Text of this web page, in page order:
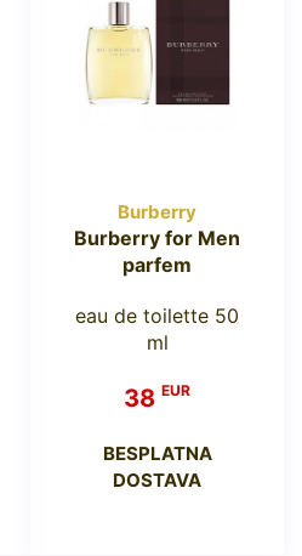
Burberry
Burberry for Men
parfem
eau de toilette 50
ml
38 EUR
BESPLATNA
DOSTAVA